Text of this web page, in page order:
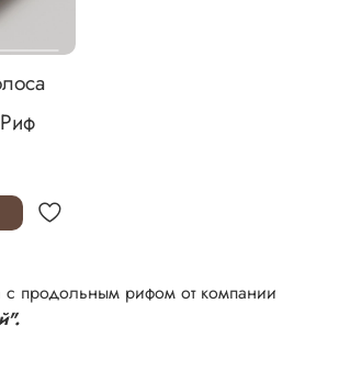
с продольным рифом от компании